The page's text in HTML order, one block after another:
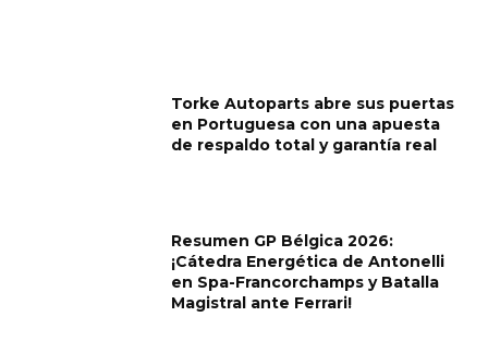
Torke Autoparts abre sus puertas
en Portuguesa con una apuesta
de respaldo total y garantía real
Resumen GP Bélgica 2026:
¡Cátedra Energética de Antonelli
en Spa-Francorchamps y Batalla
Magistral ante Ferrari!